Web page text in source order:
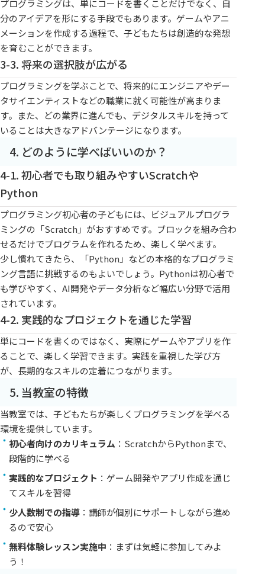
プログラミングは、単にコードを書くことだけでなく、自
分のアイデアを形にする手段でもあります。ゲームやアニ
メーションを作成する過程で、子どもたちは創造的な発想
を育むことができます。
3-3. 将来の選択肢が広がる
プログラミングを学ぶことで、将来的にエンジニアやデー
タサイエンティストなどの職業に就く可能性が高まりま
す。また、どの業界に進んでも、デジタルスキルを持って
いることは大きなアドバンテージになります。
4. どのように学べばいいのか？
4-1. 初心者でも取り組みやすいScratchや
Python
プログラミング初心者の子どもには、ビジュアルプログラ
ミングの「Scratch」がおすすめです。ブロックを組み合わ
せるだけでプログラムを作れるため、楽しく学べます。
少し慣れてきたら、「Python」などの本格的なプログラミ
ング言語に挑戦するのもよいでしょう。Pythonは初心者で
も学びやすく、AI開発やデータ分析など幅広い分野で活用
されています。
4-2. 実践的なプロジェクトを通じた学習
単にコードを書くのではなく、実際にゲームやアプリを作
ることで、楽しく学習できます。実践を重視した学び方
が、長期的なスキルの定着につながります。
5. 当教室の特徴
当教室では、子どもたちが楽しくプログラミングを学べる
環境を提供しています。
初心者向けのカリキュラム ：ScratchからPythonまで、
段階的に学べる
実践的なプロジェクト ：ゲーム開発やアプリ作成を通じ
てスキルを習得
少人数制での指導 ：講師が個別にサポートしながら進め
るので安心
無料体験レッスン実施中 ：まずは気軽に参加してみよ
う！